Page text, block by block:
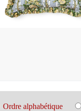
Ordre alphabétique